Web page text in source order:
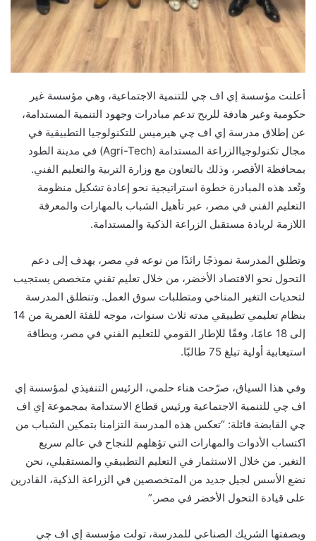
أعلنت مؤسسة إي اف چي للتنمية الاجتماعية، وهي مؤسسة غير
حكومية وغير هادفة للربح تدعم مبادرات وجهود التنمية المستدامة،
عن إطلاق مدرسة إي اف چي هيرميس للتكنولوجيا التطبيقية في
مجال تكنولوجياالزراعة المستدامة (
Agri-Tech ) في مدينة الطود
بمحافظة الأقصر، وذلك بالتعاون مع وزارة التربية والتعليم الفني.
وتُعد هذه المبادرة خطوة استراتيجية نحو إعادة تشكيل منظومة
التعليم الفني في مصر، عبر تأهيل الشباب بالمهارات والمعرفة
اللازمة لريادة مستقبل الزراعة الذكية والمستدامة.
وتطلق المدرسة نموذجًا رائدًا من نوعه في مصر، يهدف إلى دعم
التحول نحو الاقتصاد الأخضر، من خلال تعليم تقني متخصص يستجيب
لتحديات التغير المناخي ومتطلبات سوق العمل. وتنطلق المدرسة
بنظام تعليمي تطبيقي مدته ثلاث سنوات، موجه للفئة العمرية من 14
إلى 18 عامًا، وفقًا للإطار القومي للتعليم الفني في مصر، وبطاقة
استيعابية أولية تبلغ 75 طالبًا.
وفي هذا السياق، صرّحت هناء حلمي، الرئيس التنفيذي لمؤسسة إي
اف چي للتنمية الاجتماعية ورئيس قطاع الاستدامة بمجموعة إي اف
چي القابضة قائلة: “تعكس هذه المدرسة التزامنا بتمكين الشباب من
اكتساب الأدوات والمهارات التي تؤهلهم للنجاح في عالم سريع
التغير. من خلال الاستثمار في التعليم التطبيقي والمستقبلي، نحن
نضع الأسس لجيل جديد من المتخصصين في الزراعة الذكية، القادرين
على قيادة التحول الأخضر في مصر .”
وبصفتها الشريك الصناعي للمدرسة، تولت مؤسسة إي اف چي